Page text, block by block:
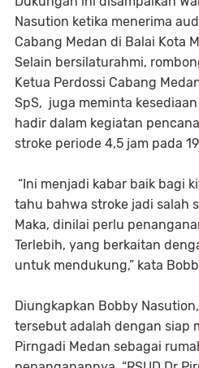
Nasution ketika menerima
Cabang Medan di Balai Kota
Selain bersilaturahmi,
Ketua Perdossi Cabang
SpS, juga meminta
hadir dalam kegiatan
stroke periode 4,5 jam pada
“Ini menjadi kabar baik bagi
tahu bahwa stroke jadi salah
Maka, dinilai perlu
Terlebih, yang berkaitan
untuk mendukung,” kata
Diungkapkan Bobby
tersebut adalah dengan siap
Pirngadi Medan sebagai